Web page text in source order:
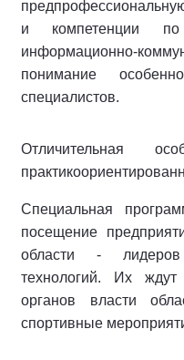
и компетенции
информационно-
понимание
специалистов.
Отличительная
Специальная
посещение
области -
технологий. Их ждут
органов власти
спортивные